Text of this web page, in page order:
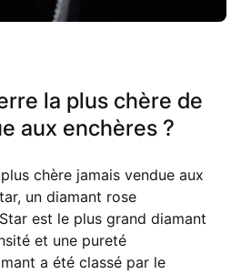
la plus chère de
aux enchères ?
chère jamais vendue aux
un diamant rose
est le plus grand diamant
et une pureté
a été classé par le